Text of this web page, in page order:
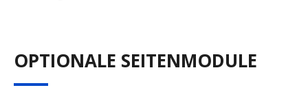
OPTIONALE SEITENMODULE